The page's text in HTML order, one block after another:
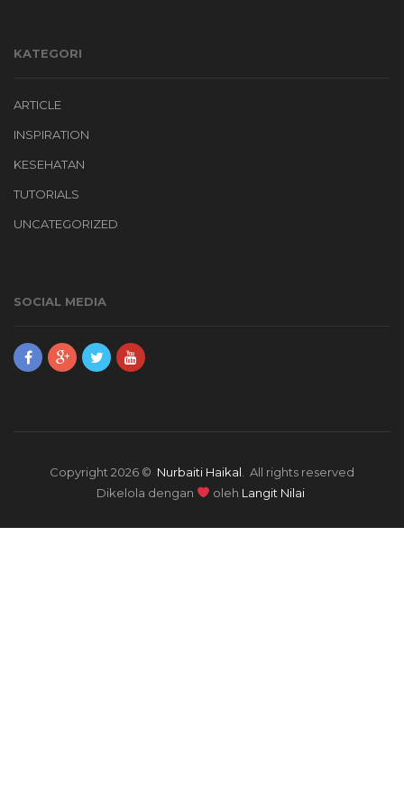
KATEGORI
ARTICLE
INSPIRATION
KESEHATAN
TUTORIALS
UNCATEGORIZED
SOCIAL MEDIA
Copyright 2026 © Nurbaiti Haikal . All rights reserved
Dikelola dengan
oleh Langit Nilai